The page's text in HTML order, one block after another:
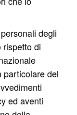
degli
rispetto di
particolare del
ed aventi